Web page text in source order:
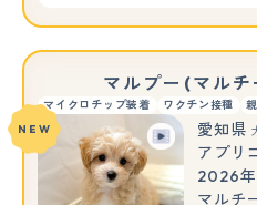
マルプー(マル
マイクロチップ装着 ワクチン接種
NEW
愛知県
アプリ
2026
マルチ